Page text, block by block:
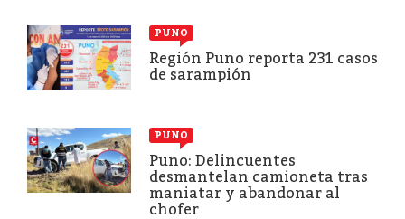
PUNO
Región Puno reporta 231 casos
de sarampión
PUNO
Puno: Delincuentes
desmantelan camioneta tras
maniatar y abandonar al
chofer